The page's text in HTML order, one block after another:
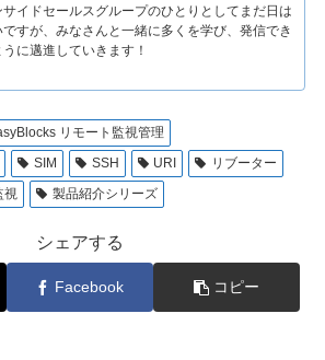
サイドセールスグループのひとりとしてまだ日は
ですが、みなさんと一緒に多くを学び、発信でき
うに邁進していきます！
リモート監視管理
SIM SSH URI
リブーター
視 製品紹介シリーズ
シェアする
Facebook コピー